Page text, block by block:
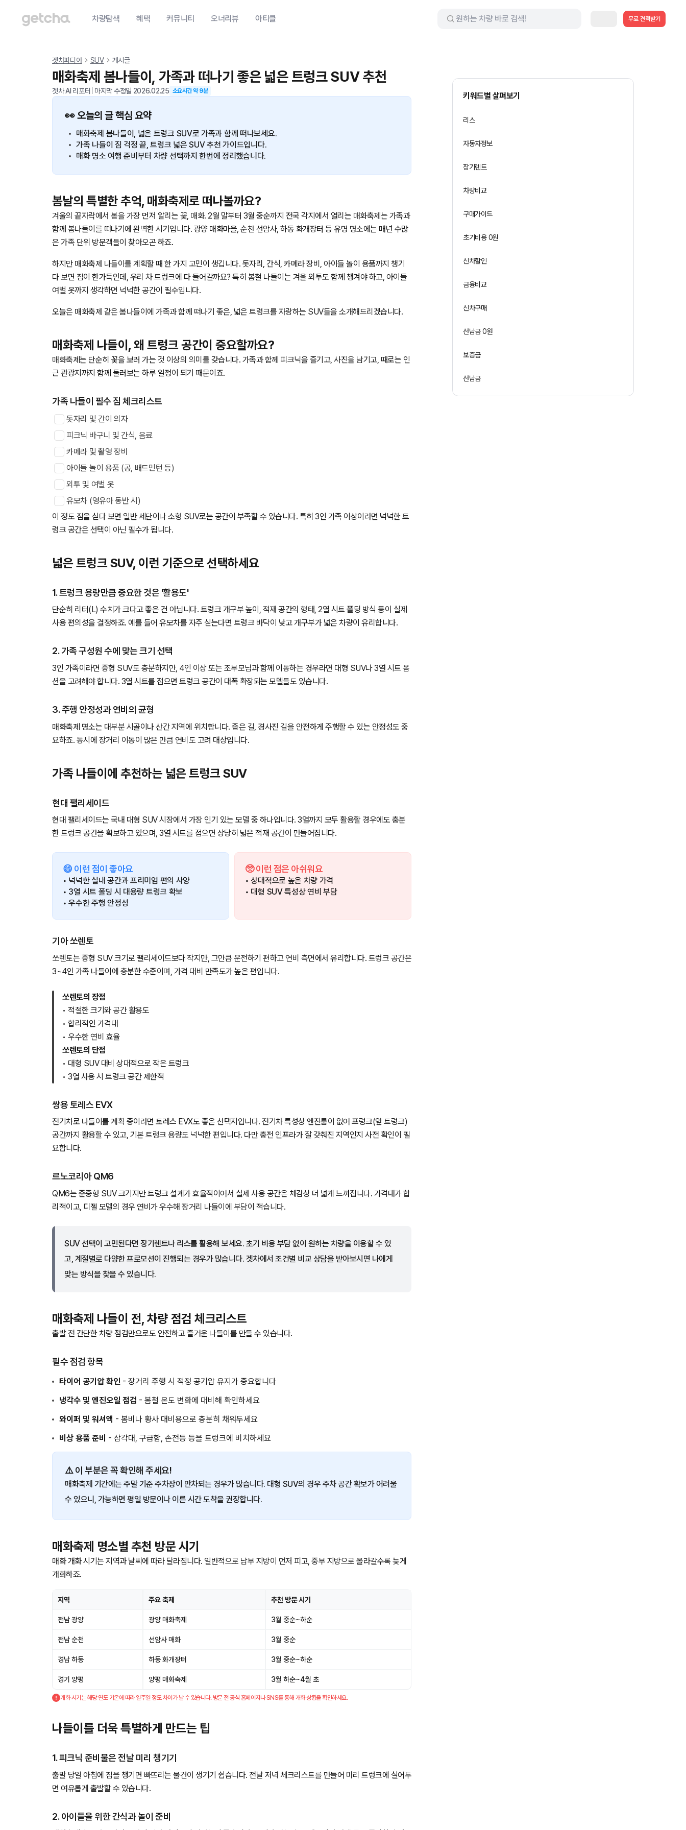
차량탐색 혜택 커뮤니티 오너리뷰 아티클 무료 견적받기
겟차피디아 SUV 게시글
매화축제 봄나들이, 가족과 떠나기 좋은 넓은 트렁크 SUV 추천
겟차 AI 리포터 마지막 수정일 2026.02.25 소요시간 약9분
👀 오늘의 글 핵심 요약
매화축제 봄나들이, 넓은 트렁크 SUV로 가족과 함께 떠나보세요.
가족 나들이 짐 걱정 끝, 트렁크 넓은 SUV 추천 가이드입니다.
매화 명소 여행 준비부터 차량 선택까지 한번에 정리했습니다.
봄날의 특별한 추억, 매화축제로 떠나볼까요?
겨울의 끝자락에서 봄을 가장 먼저 알리는 꽃, 매화. 2월 말부터 3월 중순까지 전국 각지에서 열리는 매화축제는 가족과
함께 봄나들이를 떠나기에 완벽한 시기입니다. 광양 매화마을, 순천 선암사, 하동 화개장터 등 유명 명소에는 매년 수많
은 가족 단위 방문객들이 찾아오곤 하죠.
하지만 매화축제 나들이를 계획할 때 한 가지 고민이 생깁니다. 돗자리, 간식, 카메라 장비, 아이들 놀이 용품까지 챙기
다 보면 짐이 한가득인데, 우리 차 트렁크에 다 들어갈까요? 특히 봄철 나들이는 겨울 외투도 함께 챙겨야 하고, 아이들
여벌 옷까지 생각하면 넉넉한 공간이 필수입니다.
오늘은 매화축제 같은 봄나들이에 가족과 함께 떠나기 좋은, 넓은 트렁크를 자랑하는 SUV들을 소개해드리겠습니다.
매화축제 나들이, 왜 트렁크 공간이 중요할까요?
매화축제는 단순히 꽃을 보러 가는 것 이상의 의미를 갖습니다. 가족과 함께 피크닉을 즐기고, 사진을 남기고, 때로는 인
근 관광지까지 함께 둘러보는 하루 일정이 되기 때문이죠.
가족 나들이 필수 짐 체크리스트
돗자리 및 간이 의자
피크닉 바구니 및 간식, 음료
카메라 및 촬영 장비
아이들 놀이 용품 (공, 배드민턴 등)
외투 및 여벌 옷
유모차 (영유아 동반 시)
이 정도 짐을 싣다 보면 일반 세단이나 소형 SUV로는 공간이 부족할 수 있습니다. 특히 3인 가족 이상이라면 넉넉한 트
렁크 공간은 선택이 아닌 필수가 됩니다.
넓은 트렁크 SUV, 이런 기준으로 선택하세요
1. 트렁크 용량만큼 중요한 것은 '활용도'
단순히 리터(L) 수치가 크다고 좋은 건 아닙니다. 트렁크 개구부 높이, 적재 공간의 형태, 2열 시트 폴딩 방식 등이 실제
사용 편의성을 결정하죠. 예를 들어 유모차를 자주 싣는다면 트렁크 바닥이 낮고 개구부가 넓은 차량이 유리합니다.
2. 가족 구성원 수에 맞는 크기 선택
3인 가족이라면 중형 SUV도 충분하지만, 4인 이상 또는 조부모님과 함께 이동하는 경우라면 대형 SUV나 3열 시트 옵
션을 고려해야 합니다. 3열 시트를 접으면 트렁크 공간이 대폭 확장되는 모델들도 있습니다.
3. 주행 안정성과 연비의 균형
매화축제 명소는 대부분 시골이나 산간 지역에 위치합니다. 좁은 길, 경사진 길을 안전하게 주행할 수 있는 안정성도 중
요하죠. 동시에 장거리 이동이 많은 만큼 연비도 고려 대상입니다.
가족 나들이에 추천하는 넓은 트렁크 SUV
현대 팰리세이드
현대 팰리세이드는 국내 대형 SUV 시장에서 가장 인기 있는 모델 중 하나입니다. 3열까지 모두 활용할 경우에도 충분
한 트렁크 공간을 확보하고 있으며, 3열 시트를 접으면 상당히 넓은 적재 공간이 만들어집니다.
😄 이런 점이 좋아요
• 넉넉한 실내 공간과 프리미엄 편의 사양
• 3열 시트 폴딩 시 대용량 트렁크 확보
• 우수한 주행 안정성
🥺 이런 점은 아쉬워요
• 상대적으로 높은 차량 가격
• 대형 SUV 특성상 연비 부담
기아 쏘렌토
쏘렌토는 중형 SUV 크기로 팰리세이드보다 작지만, 그만큼 운전하기 편하고 연비 측면에서 유리합니다. 트렁크 공간은
3~4인 가족 나들이에 충분한 수준이며, 가격 대비 만족도가 높은 편입니다.
쏘렌토의 장점
• 적절한 크기와 공간 활용도
• 합리적인 가격대
• 우수한 연비 효율
쏘렌토의 단점
• 대형 SUV 대비 상대적으로 작은 트렁크
• 3열 사용 시 트렁크 공간 제한적
쌍용 토레스 EVX
전기차로 나들이를 계획 중이라면 토레스 EVX도 좋은 선택지입니다. 전기차 특성상 엔진룸이 없어 프렁크(앞 트렁크)
공간까지 활용할 수 있고, 기본 트렁크 용량도 넉넉한 편입니다. 다만 충전 인프라가 잘 갖춰진 지역인지 사전 확인이 필
요합니다.
르노코리아 QM6
QM6는 준중형 SUV 크기지만 트렁크 설계가 효율적이어서 실제 사용 공간은 체감상 더 넓게 느껴집니다. 가격대가 합
리적이고, 디젤 모델의 경우 연비가 우수해 장거리 나들이에 부담이 적습니다.
SUV 선택이 고민된다면 장기렌트나 리스를 활용해 보세요. 초기 비용 부담 없이 원하는 차량을 이용할 수 있
고, 계절별로 다양한 프로모션이 진행되는 경우가 많습니다. 겟차에서 조건별 비교 상담을 받아보시면 나에게
맞는 방식을 찾을 수 있습니다.
매화축제 나들이 전, 차량 점검 체크리스트
출발 전 간단한 차량 점검만으로도 안전하고 즐거운 나들이를 만들 수 있습니다.
필수 점검 항목
타이어 공기압 확인 - 장거리 주행 시 적정 공기압 유지가 중요합니다
냉각수 및 엔진오일 점검 - 봄철 온도 변화에 대비해 확인하세요
와이퍼 및 워셔액 - 봄비나 황사 대비용으로 충분히 채워두세요
비상 용품 준비 - 삼각대, 구급함, 손전등 등을 트렁크에 비치하세요
⚠️ 이 부분은 꼭 확인해 주세요!
매화축제 기간에는 주말 기준 주차장이 만차되는 경우가 많습니다. 대형 SUV의 경우 주차 공간 확보가 어려울
수 있으니, 가능하면 평일 방문이나 이른 시간 도착을 권장합니다.
매화축제 명소별 추천 방문 시기
매화 개화 시기는 지역과 날씨에 따라 달라집니다. 일반적으로 남부 지방이 먼저 피고, 중부 지방으로 올라갈수록 늦게
개화하죠.
지역 주요 축제 추천 방문 시기
전남 광양 광양 매화축제 3월 중순~하순
전남 순천 선암사 매화 3월 중순
경남 하동 하동 화개장터 3월 중순~하순
경기 양평 양평 매화축제 3월 하순~4월 초
개화 시기는 해당 연도 기온에 따라 일주일 정도 차이가 날 수 있습니다. 방문 전 공식 홈페이지나 SNS를 통해 개화 상황을 확인하세요.
나들이를 더욱 특별하게 만드는 팁
1. 피크닉 준비물은 전날 미리 챙기기
출발 당일 아침에 짐을 챙기면 빠뜨리는 물건이 생기기 쉽습니다. 전날 저녁 체크리스트를 만들어 미리 트렁크에 실어두
면 여유롭게 출발할 수 있습니다.
2. 아이들을 위한 간식과 놀이 준비
키워드별 살펴보기
리스
자동차정보
장기렌트
차량비교
구매가이드
초기비용 0원
신차할인
금융비교
신차구매
선납금 0원
보증금
선납금